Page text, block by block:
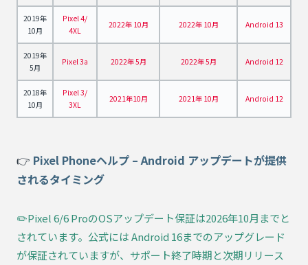
2019年
10月
Pixel 4/
4XL
2022年 10月 2022年 10月 Android 13
2019年
5月
Pixel 3a 2022年 5月 2022年 5月 Android 12
2018年
10月
Pixel 3/
3XL
2021年10月 2021年 10月 Android 12
👉️ Pixel Phoneヘルプ – Android アップデートが提供
されるタイミング
✏️Pixel 6/6 ProのOSアップデート保証は2026年10月までと
されています。公式には Android 16までのアップグレード
が保証されていますが、サポート終了時期と次期リリース